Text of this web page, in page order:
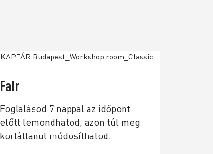
Fair
Foglalásod 7 nappal az időpont
előtt lemondhatod, azon túl meg
korlátlanul módosíthatod.